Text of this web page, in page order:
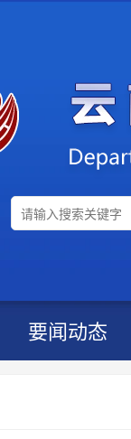
要闻动态